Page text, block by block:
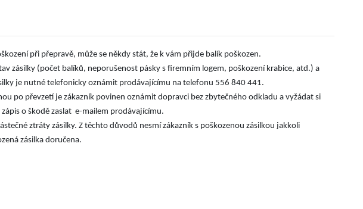
při přepravě, může se někdy stát, že k vám přijde balík poškozen.
zásilky (počet balíků, neporušenost pásky s firemním logem, poškození krabice, atd.) a
je nutné telefonicky oznámit prodávajícímu na telefonu 556 840 441.
po převzetí je zákazník povinen oznámit dopravci bez zbytečného odkladu a vyžádat si
o škodě zaslat e-mailem prodávajícímu.
ztráty zásilky. Z těchto důvodů nesmí zákazník s poškozenou zásilkou jakkoli
zásilka doručena.